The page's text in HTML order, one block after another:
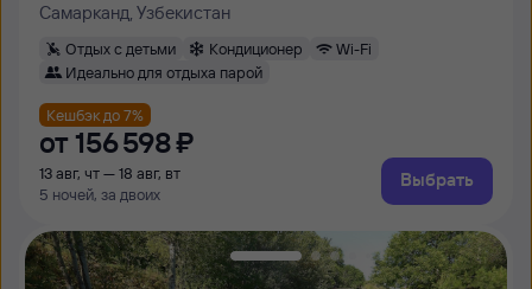
Самарканд, Узбекистан
Отдых с детьми Кондиционер
Wi-Fi
Идеально для отдыха парой
Кешбэк до 7%
от 156 ⁠598 ⁠₽
13 авг, чт — 18 авг, вт
5 ночей, за двоих
Выбрать